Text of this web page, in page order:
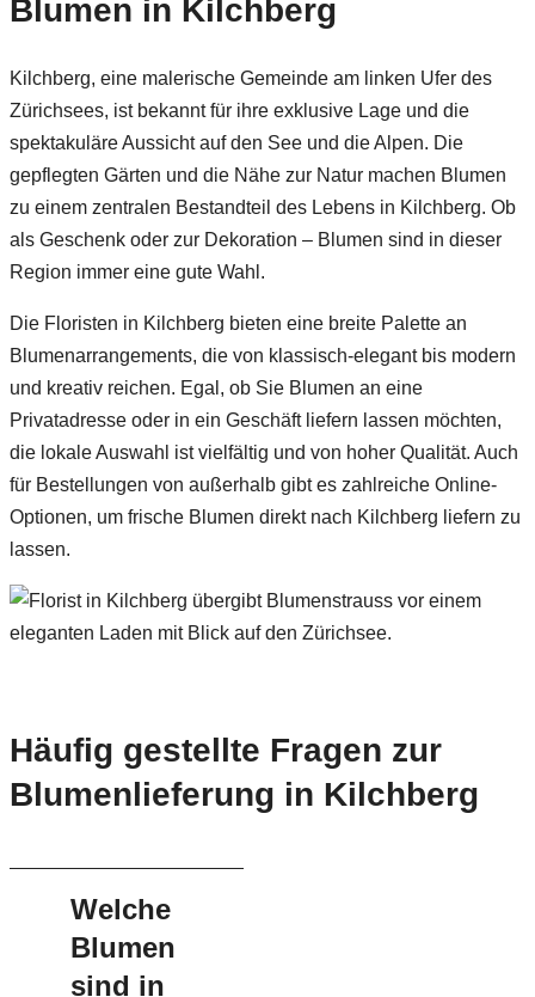
Blumen in Kilchberg
Kilchberg, eine malerische Gemeinde am linken Ufer des
Zürichsees, ist bekannt für ihre exklusive Lage und die
spektakuläre Aussicht auf den See und die Alpen. Die
gepflegten Gärten und die Nähe zur Natur machen Blumen
zu einem zentralen Bestandteil des Lebens in Kilchberg. Ob
als Geschenk oder zur Dekoration – Blumen sind in dieser
Region immer eine gute Wahl.
Die Floristen in Kilchberg bieten eine breite Palette an
Blumenarrangements, die von klassisch-elegant bis modern
und kreativ reichen. Egal, ob Sie Blumen an eine
Privatadresse oder in ein Geschäft liefern lassen möchten,
die lokale Auswahl ist vielfältig und von hoher Qualität. Auch
für Bestellungen von außerhalb gibt es zahlreiche Online-
Optionen, um frische Blumen direkt nach Kilchberg liefern zu
lassen.
Häufig gestellte Fragen zur
Blumenlieferung in Kilchberg
Welche
Blumen
sind in